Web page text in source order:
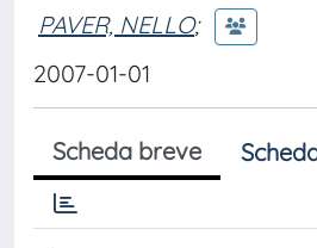
PAVER, NELLO;
2007-01-01
Scheda breve